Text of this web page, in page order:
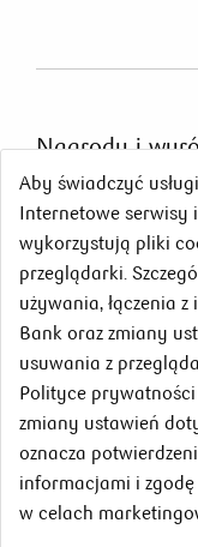
Aby świadczyć
Internetowe serwisy
wykorzystują pliki
przeglądarki.
używania, łączenia
Bank oraz zmiany
usuwania z
Polityce prywatności
zmiany ustawień
oznacza
informacjami i
w celach
Nagrodyi
© 2026 PKO Bank
800 302 302